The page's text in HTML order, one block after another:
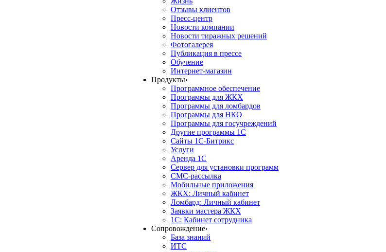
Отзывы клиентов
Пресс-центр
Новости компании
Новости тиражных решений
Фотогалерея
Публикация в прессе
Обучение
Интернет-магазин
Продукты›
Программное обеспечение
Программы для ЖКХ
Программы для ломбардов
Программы для НКО
Программы для госучреждений
Другие программы 1С
Сайты 1С-Битрикс
Услуги
Аренда 1С
Сервер для установки программ
СМС-рассылка
Мобильные приложения
ЖКХ: Личный кабинет
Ломбард: Личный кабинет
Заявки мастера ЖКХ
1С: Кабинет сотрудника
Сопровождение›
База знаний
ИТС